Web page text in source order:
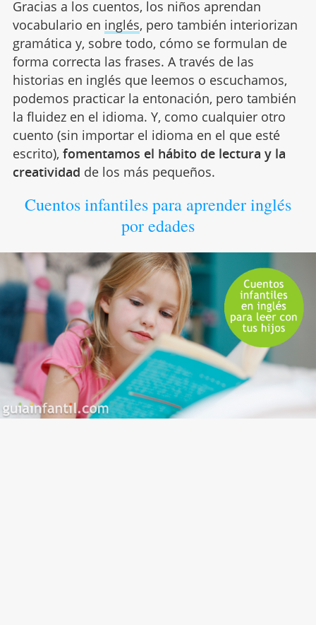
Gracias a los cuentos, los niños aprendan
vocabulario en inglés, pero también interiorizan
gramática y, sobre todo, cómo se formulan de
forma correcta las frases. A través de las
historias en inglés que leemos o escuchamos,
podemos practicar la entonación, pero también
la fluidez en el idioma. Y, como cualquier otro
cuento (sin importar el idioma en el que esté
escrito), fomentamos el hábito de lectura y la
creatividad de los más pequeños.
Cuentos infantiles para aprender inglés
por edades